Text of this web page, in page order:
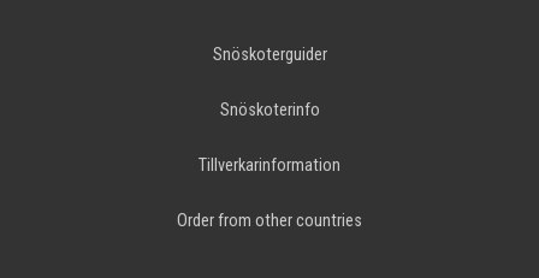
Snöskoterguider
Snöskoterinfo
Tillverkarinformation
Order from other countries